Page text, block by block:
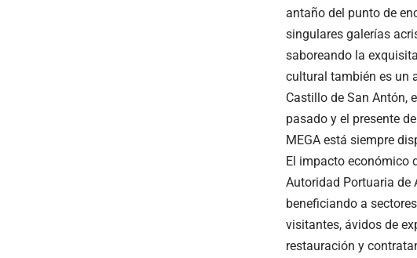
antaño del punto de
singulares galerías
saboreando la
cultural también es un
Castillo de San Antón,
pasado y el presente
MEGA está siempre
El impacto económico
Autoridad Portuaria de
beneficiando a
visitantes, ávidos de
restauración y